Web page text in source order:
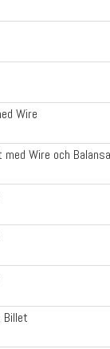
Wire
Wire och
Billet